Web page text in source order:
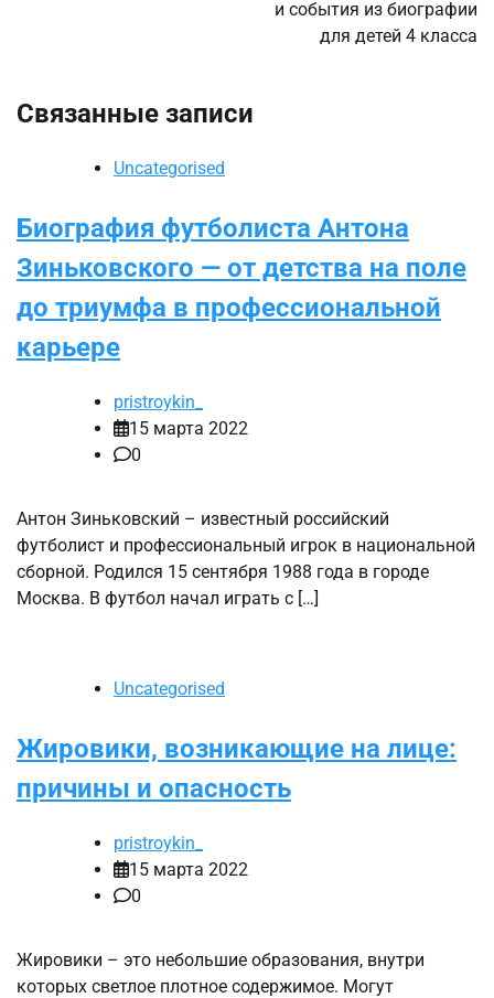
и события из биографии
для детей 4 класса
Связанные записи
Uncategorised
Биография футболиста Антона
Зиньковского — от детства на поле
до триумфа в профессиональной
карьере
pristroykin_
15 марта 2022
0
Антон Зиньковский – известный российский
футболист и профессиональный игрок в национальной
сборной. Родился 15 сентября 1988 года в городе
Москва. В футбол начал играть с […]
Uncategorised
Жировики, возникающие на лице:
причины и опасность
pristroykin_
15 марта 2022
0
Жировики – это небольшие образования, внутри
которых светлое плотное содержимое. Могут